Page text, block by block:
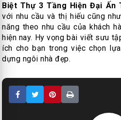
Biệt Thự 3 Tầng Hiện Đại Ấn
với nhu cầu và thị hiếu cũng
năng theo nhu cầu của khách
hiện nay. Hy vọng bài viết sưu
ích cho bạn trong việc chọn
dựng ngôi nhà đẹp.